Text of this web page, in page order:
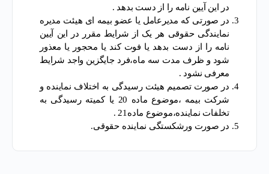
در این آیین نامه را از دست بدهد .
در صورتی که مدیرعامل یا عضو بیمه ای هیئت مدیره
نمایندگی حقوقی هر یک از شرایط مقرر در این آیین
نامه را از دست بدهد یا فوت کند یا محجور یا معذور
شود و ظرف مدت سه ماه،فرد جایگزین واجد شرایط
معرفی نشود .
در صورت تصمیم هیئت رسیدگی به اختلاف نماینده و
شرکت بیمه ،موضوع ماده 20 یا کمیته رسیدگی به
تخلفات نماینده،موضوع ماده21 .
در صورت ورشکستگی نماینده حقوقی.